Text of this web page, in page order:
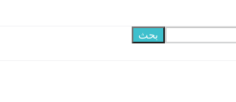
بحث